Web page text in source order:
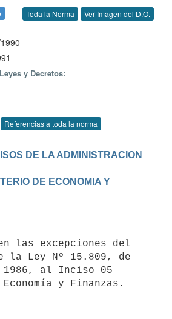
Toda la Norma Ver Imagen del D.O.
y Decretos:
Referencias a toda la norma
DE LA ADMINISTRACION
DE ECONOMIA Y
la Ley Nº 15.809, de
al Inciso 05
y Finanzas.